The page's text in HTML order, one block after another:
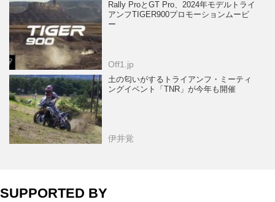
Rally ProとGT Pro、2024年モデルトライ
アンフTIGER900プロモーションムービ
ー
Off1.jp
土の匂いがするトライアンフ・ミーティ
ングイベント「TNR」が今年も開催
伊井覚
SUPPORTED BY